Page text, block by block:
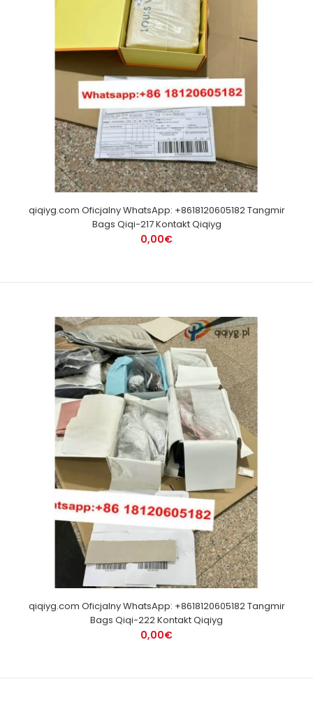
qiqiyg.com Oficjalny WhatsApp: +8618120605182 Tangmir
Bags Qiqi-217 Kontakt Qiqiyg
0,00€
qiqiyg.com Oficjalny WhatsApp: +8618120605182 Tangmir
Bags Qiqi-222 Kontakt Qiqiyg
0,00€